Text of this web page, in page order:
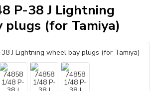
P-38 J Lightning
plugs (for Tamiya)